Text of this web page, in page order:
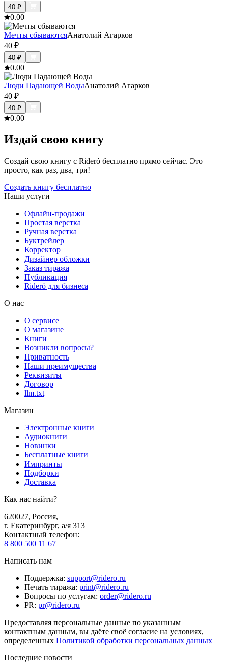
40 ₽
0.00
Мечты сбываютсяАнатолий Агарков
40 ₽
40 ₽
0.00
Люди Падающей ВодыАнатолий Агарков
40 ₽
40 ₽
0.00
Издай свою книгу
Создай свою книгу с Rideró бесплатно прямо сейчас. Это
просто, как раз, два, три!
Создать книгу бесплатно
Наши услуги
Офлайн-продажи
Простая верстка
Ручная верстка
Буктрейлер
Корректор
Дизайнер обложки
Заказ тиража
Публикация
Rideró для бизнеса
О нас
О сервисе
О магазине
Книги
Возникли вопросы?
Приватность
Наши преимущества
Реквизиты
Договор
llm.txt
Магазин
Электронные книги
Аудиокниги
Новинки
Бесплатные книги
Импринты
Подборки
Доставка
Как нас найти?
620027, Россия,
г. Екатеринбург, а/я 313
Контактный телефон:
8 800 500 11 67
Написать нам
Поддержка: support@ridero.ru
Печать тиража: print@ridero.ru
Вопросы по услугам: order@ridero.ru
PR: pr@ridero.ru
Предоставляя персональные данные по указанным
контактным данным, вы даёте своё согласие на условиях,
определенных Политикой обработки персональных данных
Последние новости